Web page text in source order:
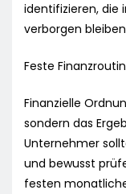
identifizieren, die
verborgen
Feste
Finanzielle
sondern das
Unternehmer
und bewusst
festen